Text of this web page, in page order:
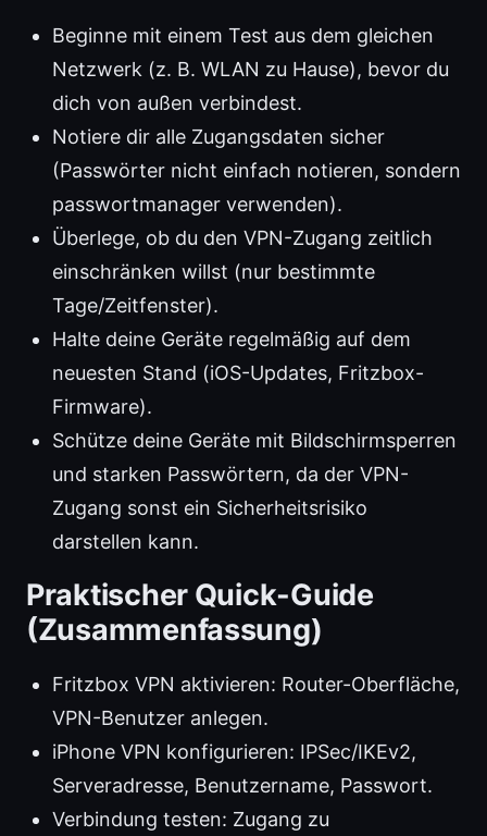
Beginne mit einem Test aus dem gleichen
Netzwerk (z. B. WLAN zu Hause), bevor du
dich von außen verbindest.
Notiere dir alle Zugangsdaten sicher
(Passwörter nicht einfach notieren, sondern
passwortmanager verwenden).
Überlege, ob du den VPN-Zugang zeitlich
einschränken willst (nur bestimmte
Tage/Zeitfenster).
Halte deine Geräte regelmäßig auf dem
neuesten Stand (iOS-Updates, Fritzbox-
Firmware).
Schütze deine Geräte mit Bildschirmsperren
und starken Passwörtern, da der VPN-
Zugang sonst ein Sicherheitsrisiko
darstellen kann.
Praktischer Quick-Guide
(Zusammenfassung)
Fritzbox VPN aktivieren: Router-Oberfläche,
VPN-Benutzer anlegen.
iPhone VPN konfigurieren: IPSec/IKEv2,
Serveradresse, Benutzername, Passwort.
Verbindung testen: Zugang zu